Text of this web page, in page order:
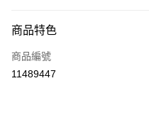
信用卡一次付款
運送方式
商品特色
商品編號
11489447